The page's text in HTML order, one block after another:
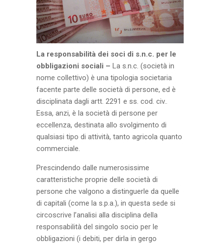
La responsabilità dei soci di s.n.c. per le
obbligazioni sociali – La s.n.c. (società in
nome collettivo) è una tipologia societaria
facente parte delle società di persone, ed è
disciplinata dagli artt. 2291 e ss. cod. civ..
Essa, anzi, è la società di persone per
eccellenza, destinata allo svolgimento di
qualsiasi tipo di attività, tanto agricola quanto
commerciale.
Prescindendo dalle numerosissime
caratteristiche proprie delle società di
persone che valgono a distinguerle da quelle
di capitali (come la s.p.a.), in questa sede si
circoscrive l’analisi alla disciplina della
responsabilità del singolo socio per le
obbligazioni (i debiti, per dirla in gergo